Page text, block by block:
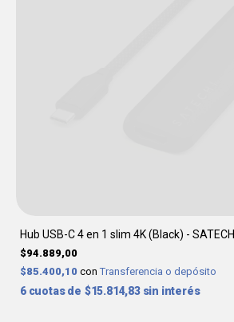
Hub USB-C 4 en 1 slim 4K (Black) - SATECHI
$94.889,00
$85.400,10 con Transferencia o depósito
6 $15.814,83 sin interés